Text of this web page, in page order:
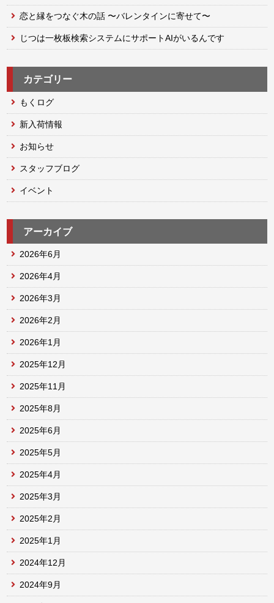
恋と縁をつなぐ木の話 〜バレンタインに寄せて〜
じつは一枚板検索システムにサポートAIがいるんです
カテゴリー
もくログ
新入荷情報
お知らせ
スタッフブログ
イベント
アーカイブ
2026年6月
2026年4月
2026年3月
2026年2月
2026年1月
2025年12月
2025年11月
2025年8月
2025年6月
2025年5月
2025年4月
2025年3月
2025年2月
2025年1月
2024年12月
2024年9月